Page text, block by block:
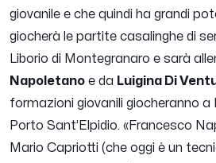
giovanile e che quindi ha grandi
giocherà le partite casalinghe di
Liborio di Montegranaro e sarà
Napoletano e da Luigina Di
formazioni giovanili giocheranno a
Porto Sant’Elpidio. «Francesco
Mario Capriotti (che oggi è un